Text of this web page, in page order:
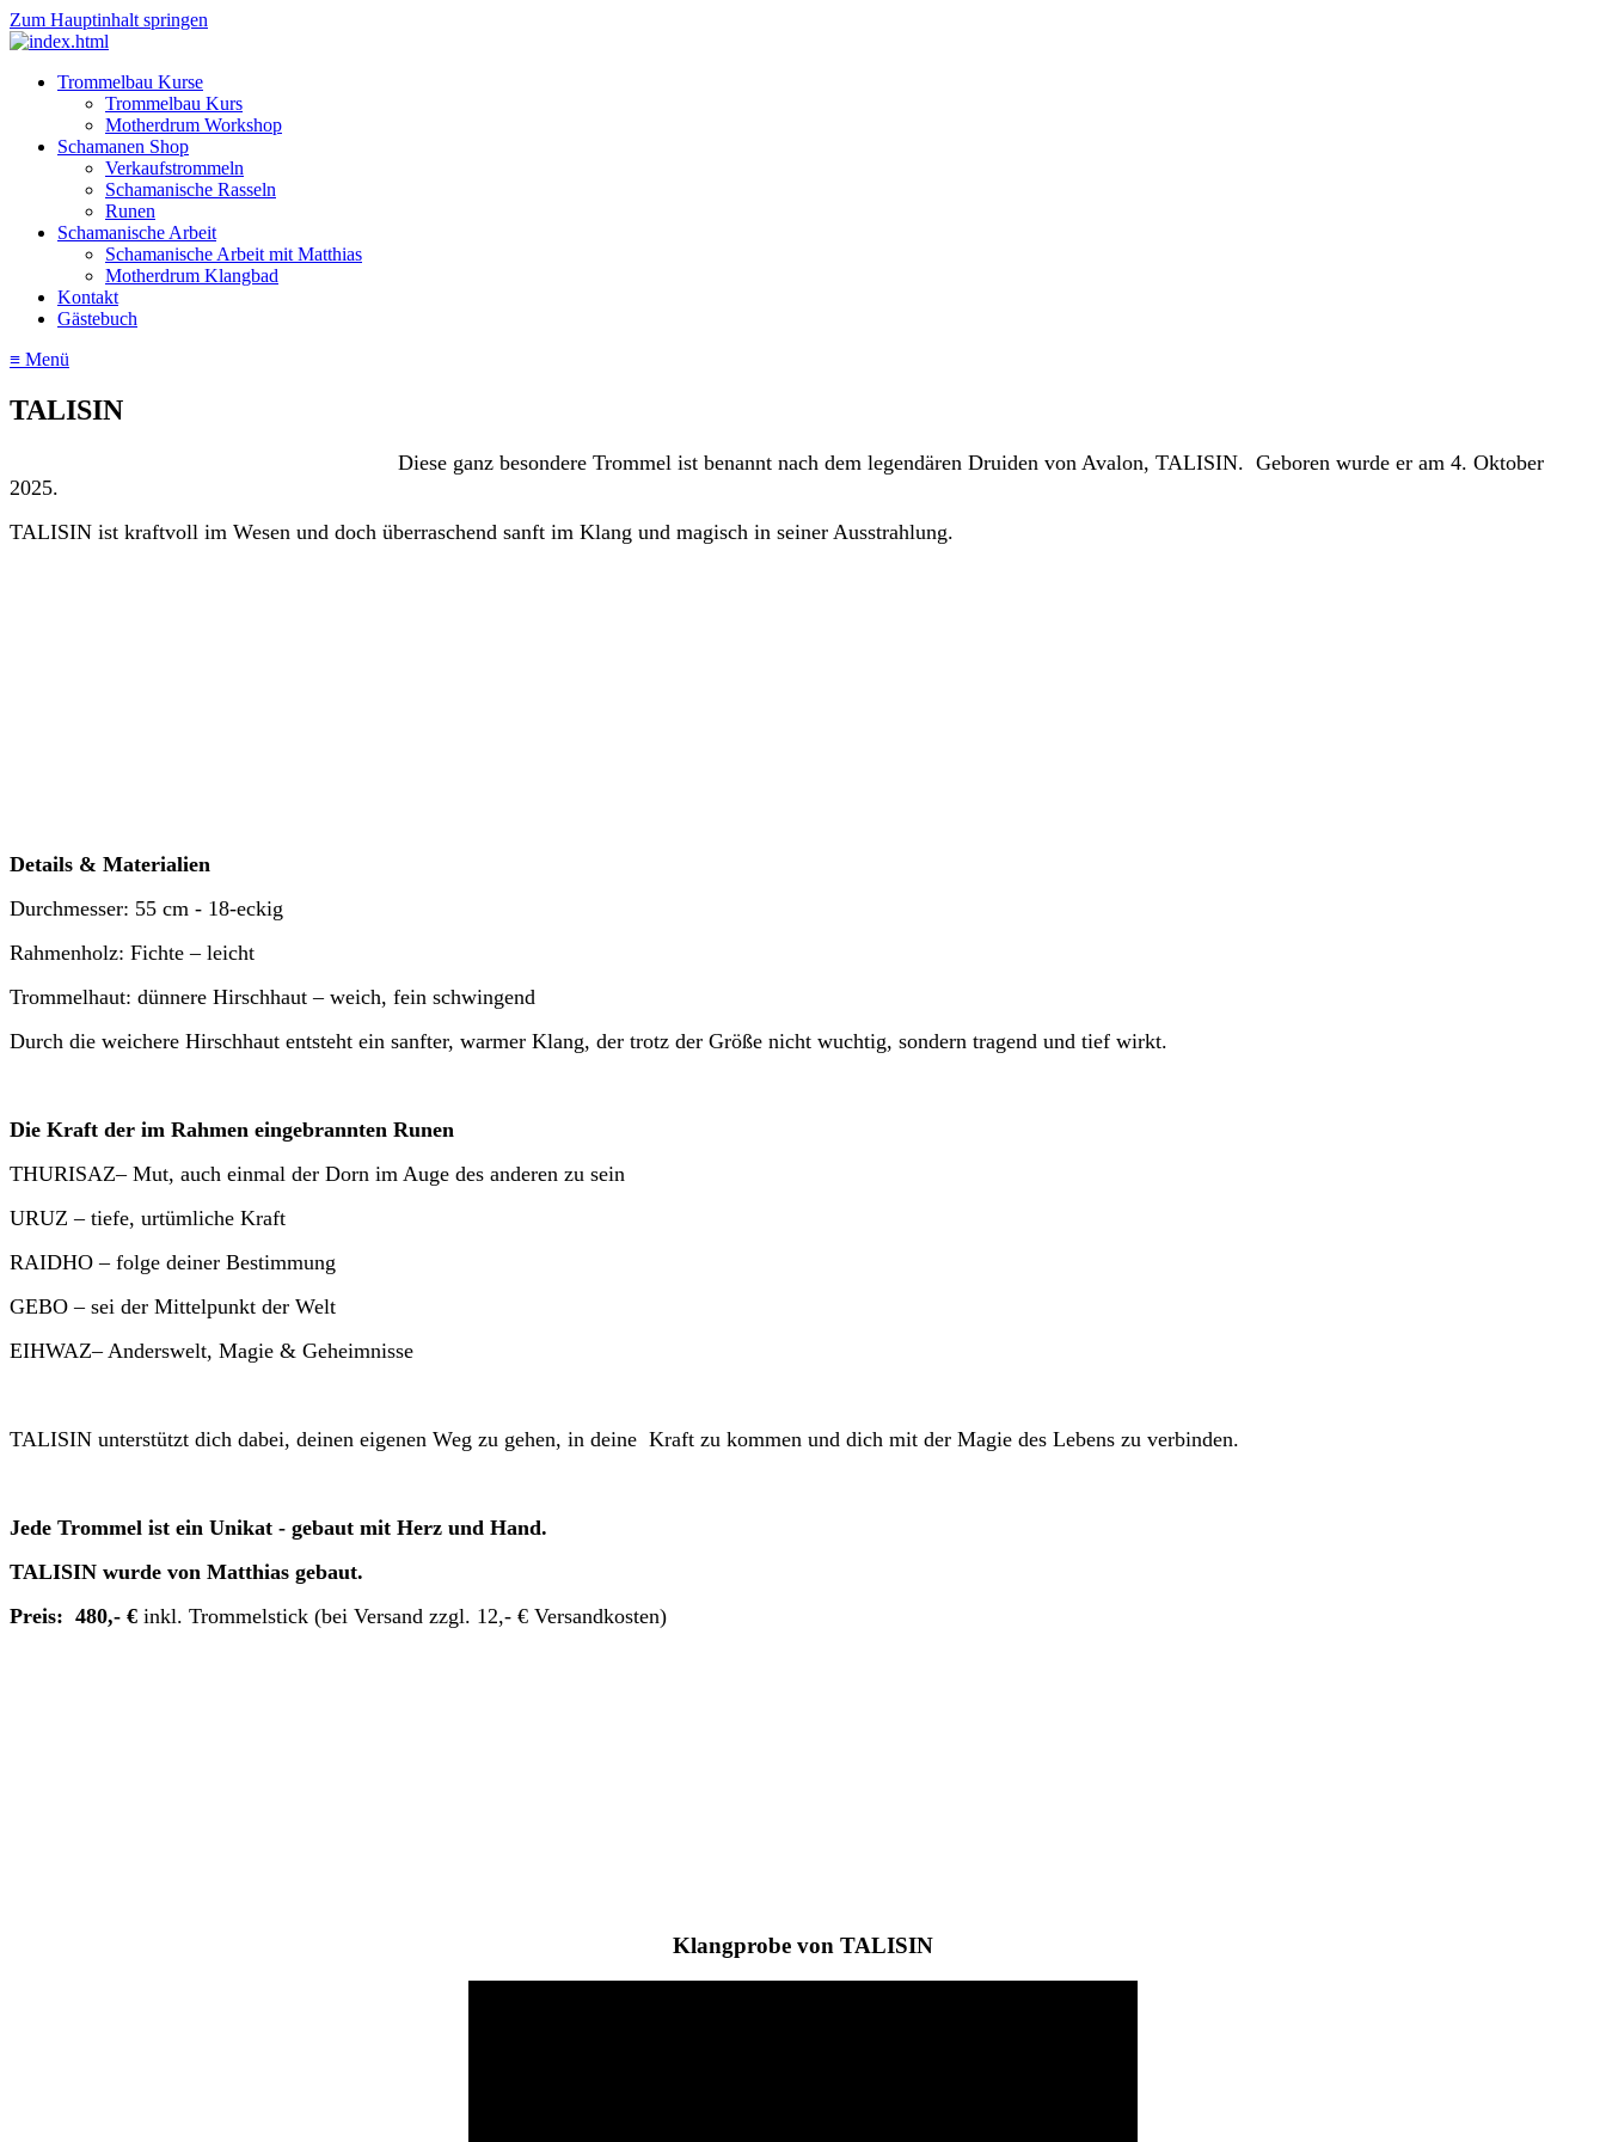
Zum Hauptinhalt springen
Trommelbau Kurse
Trommelbau Kurs
Motherdrum Workshop
Schamanen Shop
Verkaufstrommeln
Schamanische Rasseln
Runen
Schamanische Arbeit
Schamanische Arbeit mit Matthias
Motherdrum Klangbad
Kontakt
Gästebuch
≡ Menü
TALISIN
Diese ganz besondere Trommel ist benannt nach dem legendären Druiden von Avalon, TALISIN. Geboren wurde er am 4. Oktober
2025.
TALISIN ist kraftvoll im Wesen und doch überraschend sanft im Klang und magisch in seiner Ausstrahlung.
Details & Materialien
Durchmesser: 55 cm - 18-eckig
Rahmenholz: Fichte – leicht
Trommelhaut: dünnere Hirschhaut – weich, fein schwingend
Durch die weichere Hirschhaut entsteht ein sanfter, warmer Klang, der trotz der Größe nicht wuchtig, sondern tragend und tief wirkt.
Die Kraft der im Rahmen eingebrannten Runen
THURISAZ– Mut, auch einmal der Dorn im Auge des anderen zu sein
URUZ – tiefe, urtümliche Kraft
RAIDHO – folge deiner Bestimmung
GEBO – sei der Mittelpunkt der Welt
EIHWAZ– Anderswelt, Magie & Geheimnisse
TALISIN unterstützt dich dabei, deinen eigenen Weg zu gehen, in deine Kraft zu kommen und dich mit der Magie des Lebens zu verbinden.
Jede Trommel ist ein Unikat - gebaut mit Herz und Hand.
TALISIN wurde von Matthias gebaut.
Preis: 480,- € inkl. Trommelstick (bei Versand zzgl. 12,- € Versandkosten)
Klangprobe von TALISIN